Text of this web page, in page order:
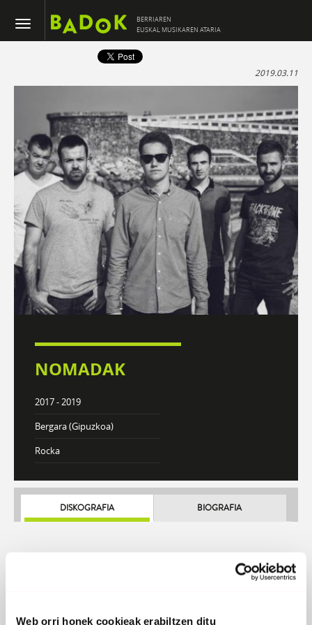
Web orri honek cookieak erabiltzen ditu
BERRIAREN
EUSKAL MUSIKAREN ATARIA
2019.03.11
NOMADAK
2017 - 2019
Bergara (Gipuzkoa)
Rocka
DISKOGRAFIA BIOGRAFIA